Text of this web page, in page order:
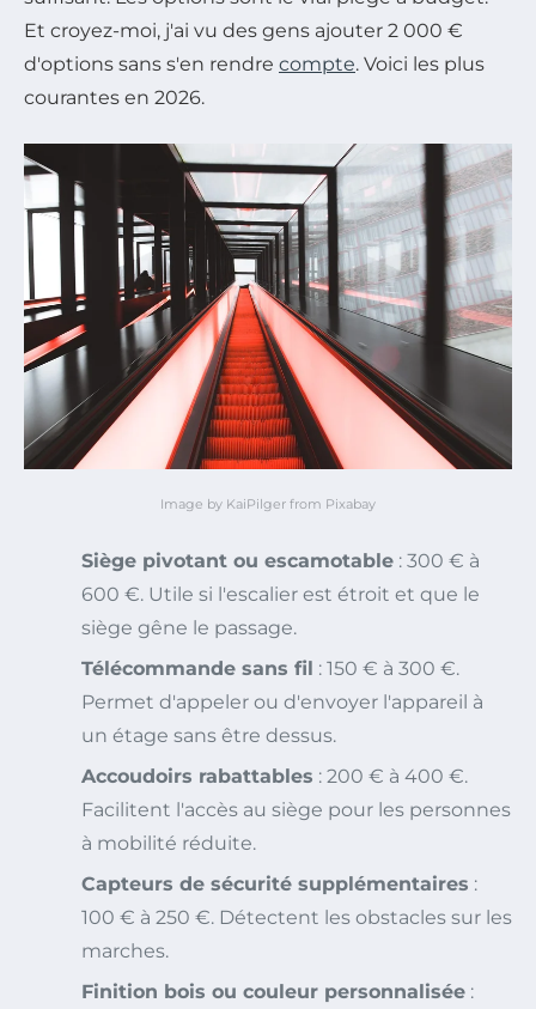
Et croyez-moi, j'ai vu des gens ajouter 2 000 €
d'options sans s'en rendre compte. Voici les plus
courantes en 2026.
Image by KaiPilger from Pixabay
Siège pivotant ou escamotable : 300 € à
600 €. Utile si l'escalier est étroit et que le
siège gêne le passage.
Télécommande sans fil : 150 € à 300 €.
Permet d'appeler ou d'envoyer l'appareil à
un étage sans être dessus.
Accoudoirs rabattables : 200 € à 400 €.
Facilitent l'accès au siège pour les personnes
à mobilité réduite.
Capteurs de sécurité supplémentaires :
100 € à 250 €. Détectent les obstacles sur les
marches.
Finition bois ou couleur personnalisée :